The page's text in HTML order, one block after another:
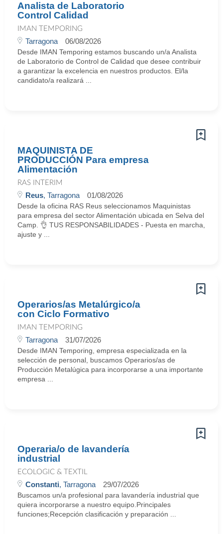
Analista de Laboratorio
Control Calidad
IMAN TEMPORING
Tarragona 06/08/2026
Desde IMAN Temporing estamos buscando un/a Analista
de Laboratorio de Control de Calidad que desee contribuir
a garantizar la excelencia en nuestros productos. El/la
candidato/a realizará ...
MAQUINISTA DE
PRODUCCIÓN Para empresa
Alimentación
RAS INTERIM
Reus, Tarragona 01/08/2026
Desde la oficina RAS Reus seleccionamos Maquinistas
para empresa del sector Alimentación ubicada en Selva del
Camp. 👌 TUS RESPONSABILIDADES - Puesta en marcha,
ajuste y ...
Operarios/as Metalúrgico/a
con Ciclo Formativo
IMAN TEMPORING
Tarragona 31/07/2026
Desde IMAN Temporing, empresa especializada en la
selección de personal, buscamos Operarios/as de
Producción Metalúgica para incorporarse a una importante
empresa ...
Operaria/o de lavandería
industrial
ECOLOGIC & TEXTIL
Constanti, Tarragona 29/07/2026
Buscamos un/a profesional para lavandería industrial que
quiera incorporarse a nuestro equipo.Principales
funciones;Recepción clasificación y preparación ...